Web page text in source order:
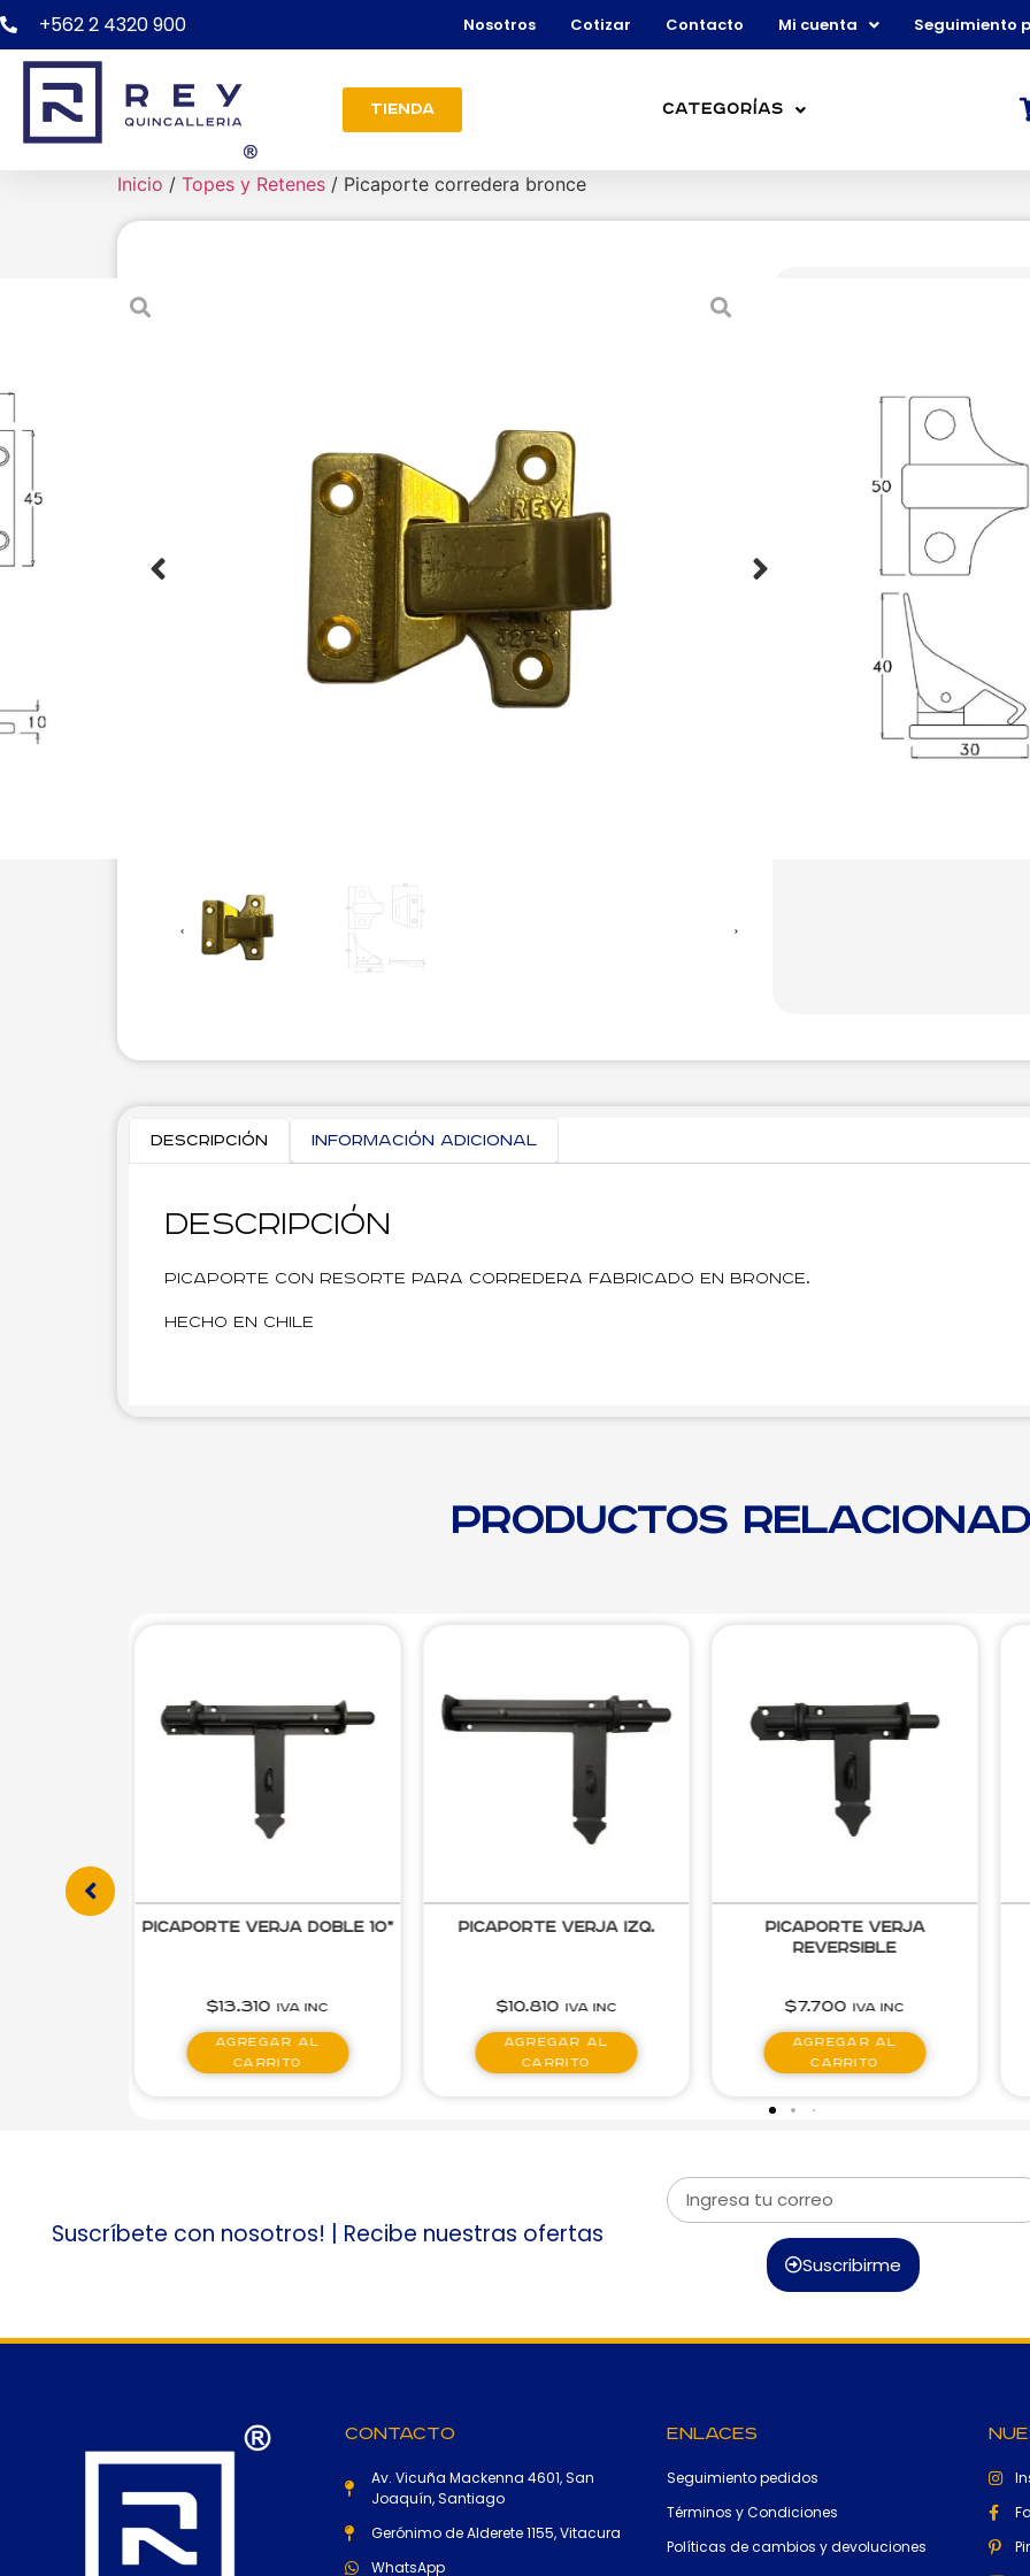
+562 2 4320 900 Nosotros Cotizar Contacto Mi cuenta Seguimiento
Tienda Categorías
Inicio / Topes y Retenes / Picaporte corredera bronce
4.590
Descripción Información adicional
Descripción
Picaporte con resorte para corredera fabricado en bronce.
Hecho en Chile
Productos
Picaporte Verja Doble 10”
$13.310 IVA inc
Agregar al
carrito
Picaporte Verja Izq.
$10.810 IVA inc
Agregar al
carrito
Picaporte Verja
Reversible
$7.700 IVA inc
Agregar al
carrito
Suscríbete con nosotros! | Recibe nuestras ofertas
Suscribirme
Contacto
Av. Vicuña Mackenna 4601, San
Joaquín, Santiago
Gerónimo de Alderete 1155, Vitacura
WhatsApp
Enlaces
Seguimiento pedidos
Términos y Condiciones
Políticas de cambios y devoluciones